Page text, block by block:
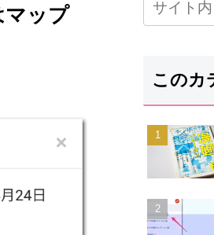
マップ
このカ